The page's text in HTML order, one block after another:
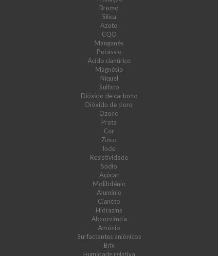
Bromo
Sílica
Azoto
CQO
Manganês
Potássio
Ácido cianúrico
Magnésio
Níquel
Sulfato
Dióxido de carbono
Dióxido de cloro
Ozono
Prata
Cor
Zinco
Iodo
Resistividade
Sódio
Açúcar
Molibdénio
Alumínio
Cianeto
Hidrazina
Absorvância
Amónio
Surfactantes aniónicos
Brix
Humidade relativa